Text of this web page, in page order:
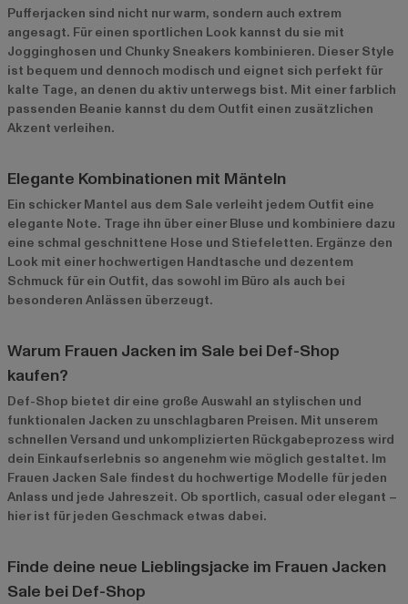
Pufferjacken sind nicht nur warm, sondern auch extrem
angesagt. Für einen sportlichen Look kannst du sie mit
Jogginghosen und Chunky Sneakers kombinieren. Dieser Style
ist bequem und dennoch modisch und eignet sich perfekt für
kalte Tage, an denen du aktiv unterwegs bist. Mit einer farblich
passenden Beanie kannst du dem Outfit einen zusätzlichen
Akzent verleihen.
Elegante Kombinationen mit Mänteln
Ein schicker Mantel aus dem Sale verleiht jedem Outfit eine
elegante Note. Trage ihn über einer Bluse und kombiniere dazu
eine schmal geschnittene Hose und Stiefeletten. Ergänze den
Look mit einer hochwertigen Handtasche und dezentem
Schmuck für ein Outfit, das sowohl im Büro als auch bei
besonderen Anlässen überzeugt.
Warum Frauen Jacken im Sale bei Def-Shop
kaufen?
Def-Shop bietet dir eine große Auswahl an stylischen und
funktionalen Jacken zu unschlagbaren Preisen. Mit unserem
schnellen Versand und unkomplizierten Rückgabeprozess wird
dein Einkaufserlebnis so angenehm wie möglich gestaltet. Im
Frauen Jacken Sale findest du hochwertige Modelle für jeden
Anlass und jede Jahreszeit. Ob sportlich, casual oder elegant –
hier ist für jeden Geschmack etwas dabei.
Finde deine neue Lieblingsjacke im Frauen Jacken
Sale bei Def-Shop